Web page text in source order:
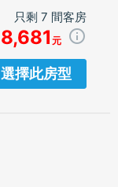
只剩 7 間客房
8,681 元
選擇此房型